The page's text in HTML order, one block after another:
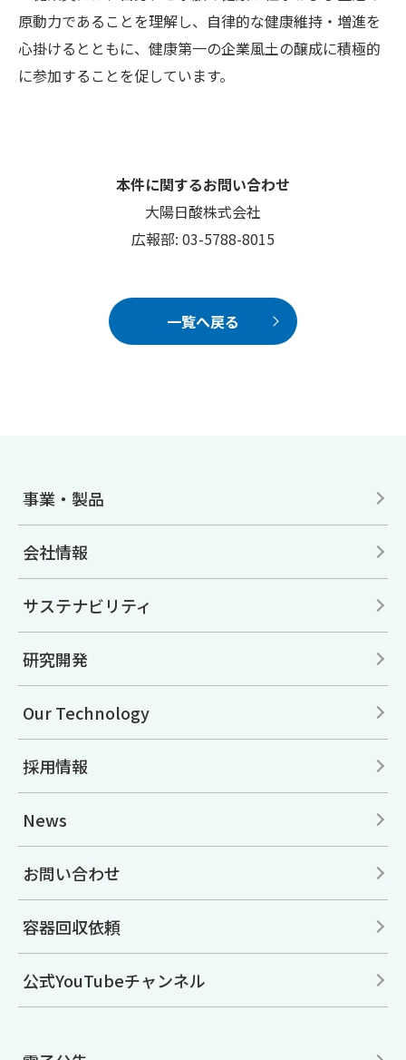
原動力であることを理解し、自律的な健康維持・増進を
心掛けるとともに、健康第一の企業風土の醸成に積極的
に参加することを促しています。
本件に関するお問い合わせ
大陽日酸株式会社
広報部: 03-5788-8015
一覧へ戻る
事業・製品
会社情報
サステナビリティ
研究開発
Our Technology
採用情報
News
お問い合わせ
容器回収依頼
公式YouTubeチャンネル